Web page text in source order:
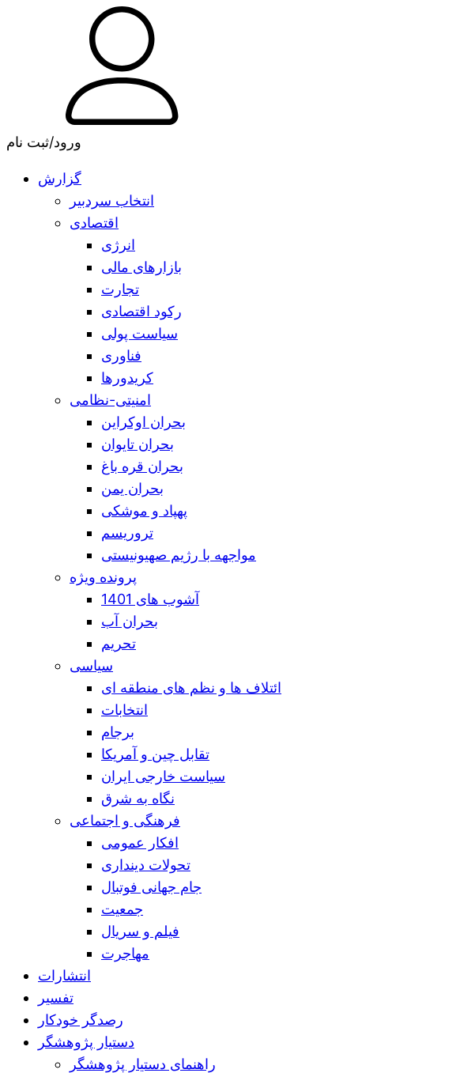
ورود/ثبت نام
گزارش
انتخاب سردبیر
اقتصادی
انرژی
بازارهای مالی
تجارت
رکود اقتصادی
سیاست پولی
فناوری
کریدورها
امنیتی-نظامی
بحران اوکراین
بحران تایوان
بحران قره باغ
بحران یمن
پهپاد و موشکی
تروریسم
مواجهه با رژیم صهیونیستی
پرونده ویژه
آشوب های 1401
بحران آب
تحریم
سیاسی
ائتلاف ها و نظم های منطقه ای
انتخابات
برجام
تقابل چین و آمریکا
سیاست خارجی ایران
نگاه به شرق
فرهنگی و اجتماعی
افکار عمومی
تحولات دینداری
جام جهانی فوتبال
جمعیت
فیلم و سریال
مهاجرت
انتشارات
تفسیر
رصدگر خودکار
دستیار پژوهشگر
راهنمای دستیار پژوهشگر